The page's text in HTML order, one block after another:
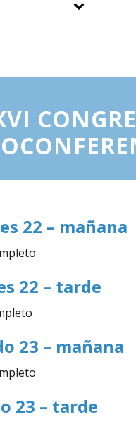
22 – mañana
22 – tarde
23 – mañana
23 – tarde